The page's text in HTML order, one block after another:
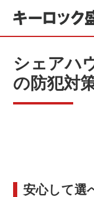
シェアハ
の防犯対
安心して選